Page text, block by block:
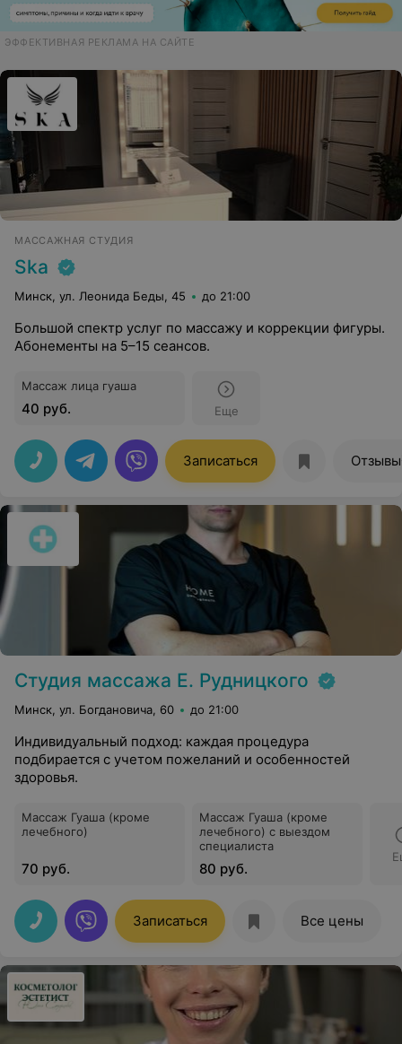
ЭФФЕКТИВНАЯ РЕКЛАМА НА САЙТЕ
МАССАЖНАЯ СТУДИЯ
Ska
Минск, ул. Леонида Беды, 45 до 21:00
Большой спектр услуг по массажу и коррекции фигуры.
Абонементы на 5–15 сеансов.
Массаж лица гуаша
40 руб. Еще
Записаться Отзывы
Студия массажа Е. Рудницкого
Минск, ул. Богдановича, 60 до 21:00
Индивидуальный подход: каждая процедура
подбирается с учетом пожеланий и особенностей
здоровья.
Массаж Гуаша (кроме
лечебного)
70 руб.
Массаж Гуаша (кроме
лечебного) с выездом
специалиста
80 руб.
Записаться Все цены